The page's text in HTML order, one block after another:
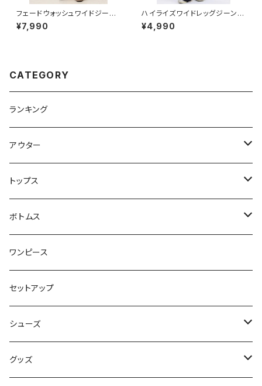
フェードウォッシュワイドジーン
ズ 1013-240905005
¥7,990
ハイライズワイドレッグジーンズ
1013-240806003
¥4,990
CATEGORY
ランキング
アウター
ジャケット・コート
トップス
スウェット・パーカー
カーディガン
ニット・セーター
ベスト
Tシャツ
ボトムス
スカート
パンツ
ワンピース
セットアップ
シューズ
ブーツ
グッズ